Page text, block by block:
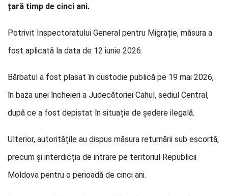
țară timp de cinci ani.
Potrivit Inspectoratului General pentru Migrație, măsura a
fost aplicată la data de 12 iunie 2026.
Bărbatul a fost plasat în custodie publică pe 19 mai 2026,
în baza unei încheieri a Judecătoriei Cahul, sediul Central,
după ce a fost depistat în situație de ședere ilegală.
Ulterior, autoritățile au dispus măsura returnării sub escortă,
precum și interdicția de intrare pe teritoriul Republicii
Moldova pentru o perioadă de cinci ani.